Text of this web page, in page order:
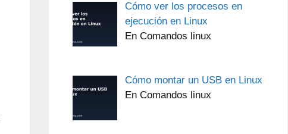
Cómo ver los procesos en
ejecución en Linux
En Comandos linux
Cómo montar un USB en Linux
En Comandos linux